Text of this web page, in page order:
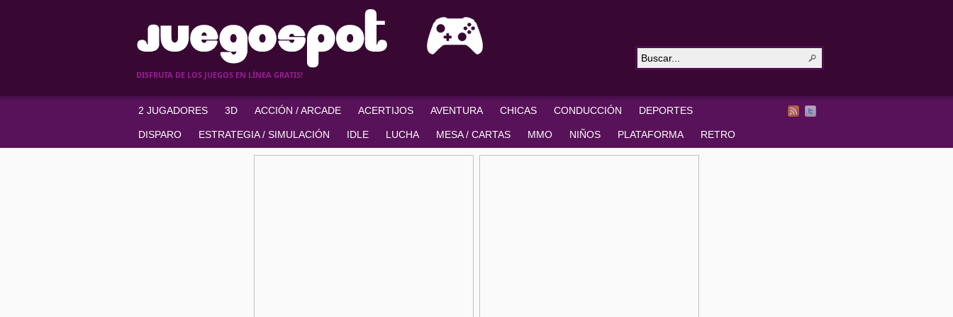
DISFRUTA DE LOS JUEGOS EN LÍNEA GRATIS!
2 JUGADORES 3D ACCIÓN / ARCADE ACERTIJOS AVENTURA CHICAS CONDUCCIÓN DEPORTES
DISPARO ESTRATEGIA / SIMULACIÓN IDLE LUCHA MESA / CARTAS MMO NIÑOS PLATAFORMA RETRO